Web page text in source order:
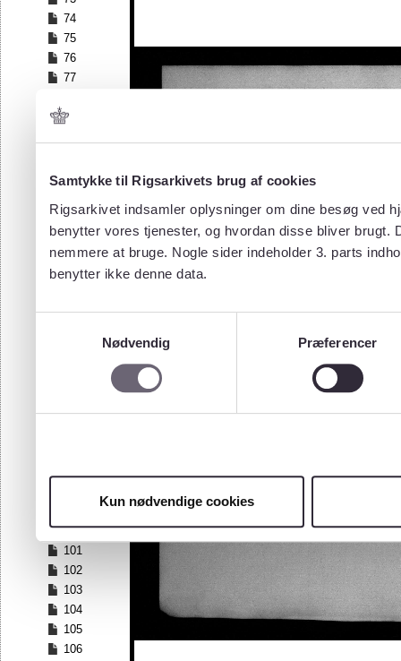
Samtykke til Rigsarkivets brug af cookies
Rigsarkivet indsamler oplysninger om dine besøg ved
benytter vores tjenester, og hvordan disse bliver
nemmere at bruge. Nogle sider indeholder 3. parts
benytter ikke denne data.
Nødvendig
Præferencer
Kun nødvendige cookies
74
75
76
77
79
82
84
85
86
87
89
94
100
101
102
103
104
105
106